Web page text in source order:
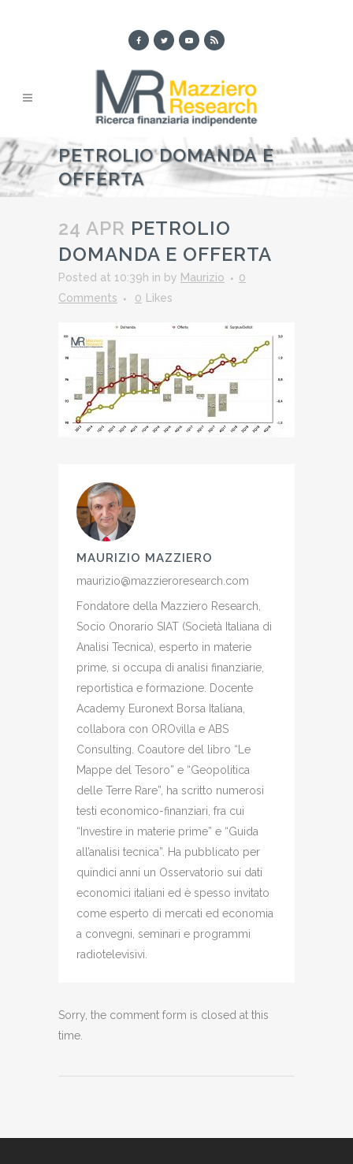
PETROLIO DOMANDA E
OFFERTA
24 APR PETROLIO
DOMANDA E OFFERTA
Posted at 10:39h in by Maurizio
0
Comments
0 Likes
MAURIZIO MAZZIERO
maurizio@mazzieroresearch.com
Fondatore della Mazziero Research,
Socio Onorario SIAT (Società Italiana di
Analisi Tecnica), esperto in materie
prime, si occupa di analisi finanziarie,
reportistica e formazione. Docente
Academy Euronext Borsa Italiana,
collabora con OROvilla e ABS
Consulting. Coautore del libro “Le
Mappe del Tesoro” e “Geopolitica
delle Terre Rare”, ha scritto numerosi
testi economico-finanziari, fra cui
“Investire in materie prime” e “Guida
all’analisi tecnica”. Ha pubblicato per
quindici anni un Osservatorio sui dati
economici italiani ed è spesso invitato
come esperto di mercati ed economia
a convegni, seminari e programmi
radiotelevisivi.
Sorry, the comment form is closed at this
time.